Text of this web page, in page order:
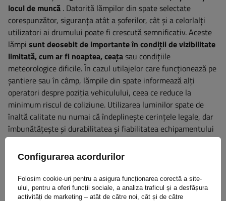
locul de muncă . Datorită lămpilor din spate selectate
corespunzător, siguranța atât a șoferilor, cât și a celorlalți
utilizatori ai drumului poate fi crescută semnificativ. Aceste
lămpi sunt deosebit de importante în condiții de vizibilitate
limitată, cum ar fi noaptea, ceațasau condițiile
meteorologice dificile. În cazul utilajelor care funcționează pe
șantiere sau în câmp, lămpile din spate informează alți
operatori despre poziția vehiculului, ceea ce reduce la
minimum riscul de coliziune. Utilizarea luminilor spate de
înaltă calitate nu numai că îndeplinește cerințele legale, dar
îmbunătățește și durabilitatea și fiabilitatea echipamentului
în condiții de operare solicitante.
Garanție
Configurarea acordurilor
Folosim cookie-uri pentru a asigura funcționarea corectă a site-
ului, pentru a oferi funcții sociale, a analiza traficul și a desfășura
activități de marketing – atât de către noi, cât și de către